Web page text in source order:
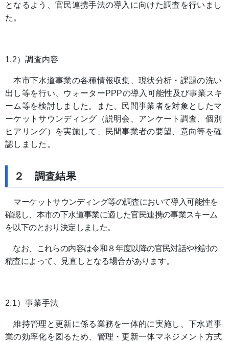
となるよう、官民連携手法の導入に向けた調査を行いまし
た。
1.2）調査内容
本市下水道事業の各種情報収集、現状分析・課題の洗い
出し等を行い、ウォーターPPPの導入可能性及び事業スキ
ーム等を検討しました。また、民間事業者を対象としたマ
ーケットサウンディング（説明会、アンケート調査、個別
ヒアリング）を実施して、民間事業者の要望、意向等を確
認しました。
２ 調査結果
マーケットサウンディング等の調査において導入可能性を
確認し、本市の下水道事業に適した官民連携の事業スキーム
を以下のとおり決定しました。
なお、これらの内容は令和８年度以降の官民対話や検討の
精査によって、見直しとなる場合があります。
2.1）事業手法
維持管理と更新に係る業務を一体的に実施し、下水道事
業の効率化を図るため、管理・更新一体マネジメント方式